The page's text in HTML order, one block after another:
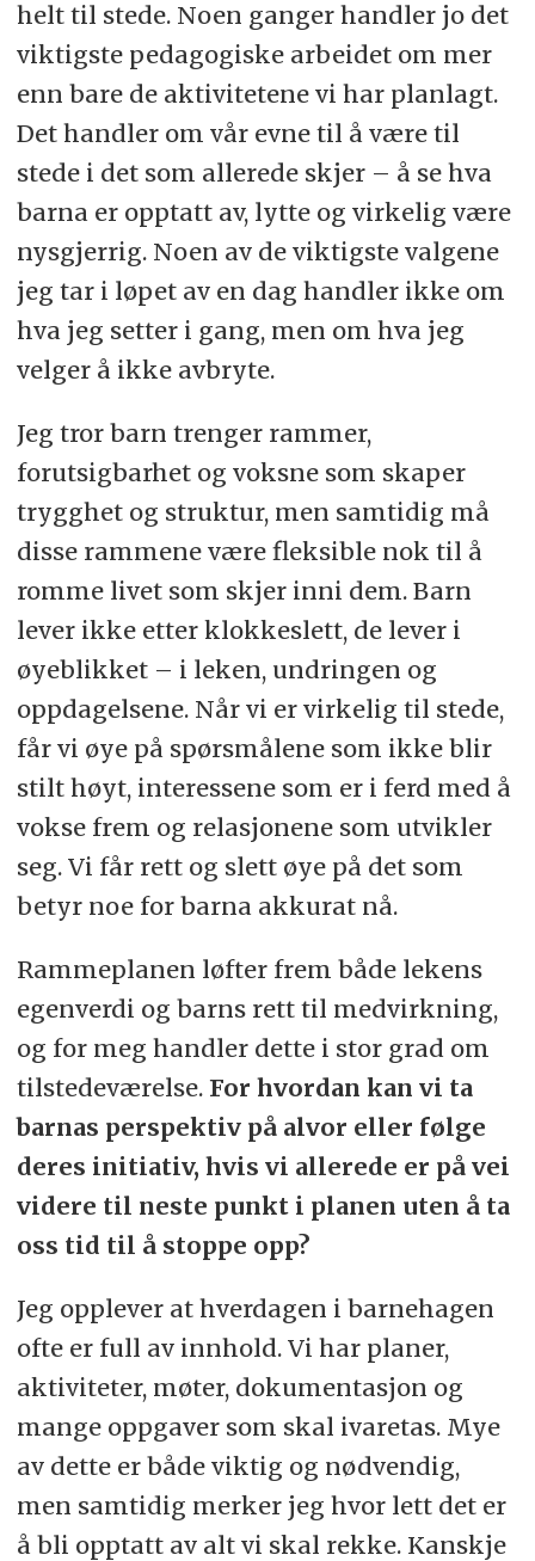
helt til stede. Noen ganger handler jo det
viktigste pedagogiske arbeidet om mer
enn bare de aktivitetene vi har planlagt.
Det handler om vår evne til å være til
stede i det som allerede skjer – å se hva
barna er opptatt av, lytte og virkelig være
nysgjerrig. Noen av de viktigste valgene
jeg tar i løpet av en dag handler ikke om
hva jeg setter i gang, men om hva jeg
velger å ikke avbryte.
Jeg tror barn trenger rammer,
forutsigbarhet og voksne som skaper
trygghet og struktur, men samtidig må
disse rammene være fleksible nok til å
romme livet som skjer inni dem. Barn
lever ikke etter klokkeslett, de lever i
øyeblikket – i leken, undringen og
oppdagelsene. Når vi er virkelig til stede,
får vi øye på spørsmålene som ikke blir
stilt høyt, interessene som er i ferd med å
vokse frem og relasjonene som utvikler
seg. Vi får rett og slett øye på det som
betyr noe for barna akkurat nå.
Rammeplanen løfter frem både lekens
egenverdi og barns rett til medvirkning,
og for meg handler dette i stor grad om
tilstedeværelse. For hvordan kan vi ta
barnas perspektiv på alvor eller følge
deres initiativ, hvis vi allerede er på vei
videre til neste punkt i planen uten å ta
oss tid til å stoppe opp?
Jeg opplever at hverdagen i barnehagen
ofte er full av innhold. Vi har planer,
aktiviteter, møter, dokumentasjon og
mange oppgaver som skal ivaretas. Mye
av dette er både viktig og nødvendig,
men samtidig merker jeg hvor lett det er
å bli opptatt av alt vi skal rekke. Kanskje